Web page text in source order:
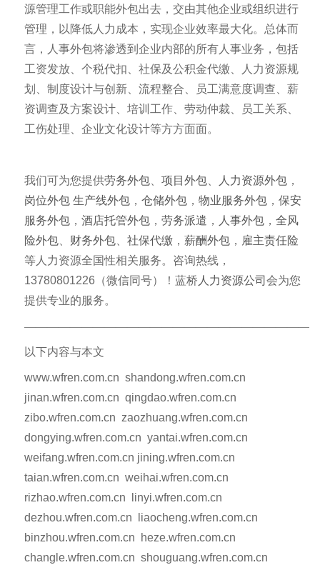
源管理工作或职能外包出去，交由其他企业或组织进行
管理，以降低人力成本，实现企业效率最大化。总体而
言，人事外包将渗透到企业内部的所有人事业务，包括
工资发放、个税代扣、社保及公积金代缴、人力资源规
划、制度设计与创新、流程整合、员工满意度调查、薪
资调查及方案设计、培训工作、劳动仲裁、员工关系、
工伤处理、企业文化设计等方方面面。
我们可为您提供劳务外包 项目外包 人力资源外包 ，
岗位外包 生产线外包 ， 仓储外包 ， 物业服务外包 ， 保安
服务外包 ， 酒店托管外包 ， 劳务派遣 ， 人事外包 ， 全风
险外包
财务外包 社保代缴 ， 薪酬外包 ， 雇主责任险
等人力资源全国性相关服务。咨询热线，
13780801226（微信同号）！蓝桥 人力资源公司 会为您
提供专业的服务。
以下内容与本文
www.wfren.com.cn shandong.wfren.com.cn
jinan.wfren.com.cn qingdao.wfren.com.cn
zibo.wfren.com.cn zaozhuang.wfren.com.cn
dongying.wfren.com.cn yantai.wfren.com.cn
weifang.wfren.com.cn jining.wfren.com.cn
taian.wfren.com.cn weihai.wfren.com.cn
rizhao.wfren.com.cn linyi.wfren.com.cn
dezhou.wfren.com.cn liaocheng.wfren.com.cn
binzhou.wfren.com.cn heze.wfren.com.cn
changle.wfren.com.cn shouguang.wfren.com.cn